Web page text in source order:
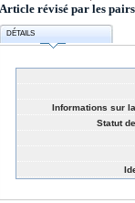
Article révisé par les pairs
DÉTAILS
Informations sur
Statut